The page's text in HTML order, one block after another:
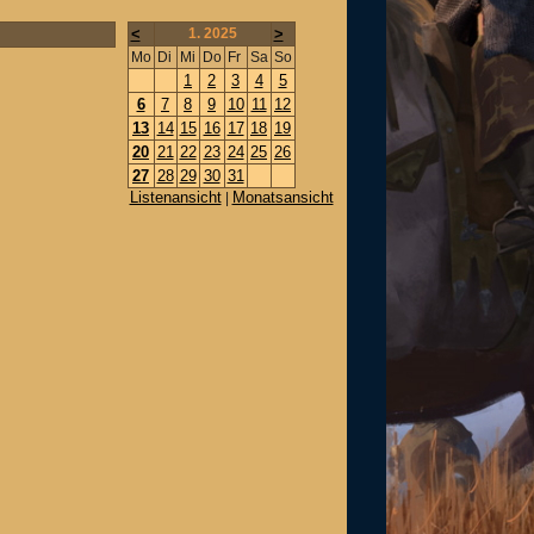
< 1. 2025 >
Mo Di Mi Do Fr Sa So
1 2 3 4
5
6
7 8 9 10 11 12
13 14 15 16 17 18 19
20 21 22 23 24 25 26
27 28 29 30 31
Listenansicht| Monatsansicht